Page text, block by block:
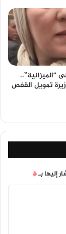
“الميزانية”..
تمويل القفص
إليها بـ*